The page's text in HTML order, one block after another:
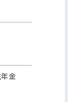
金